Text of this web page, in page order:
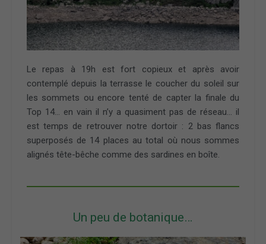
Le repas à 19h est fort copieux et après avoir
contemplé depuis la terrasse le coucher du soleil sur
les sommets ou encore tenté de capter la finale du
Top 14… en vain il n’y a quasiment pas de réseau… il
est temps de retrouver notre dortoir : 2 bas flancs
superposés de 14 places au total où nous sommes
alignés tête-bêche comme des sardines en boîte.
Un peu de botanique…